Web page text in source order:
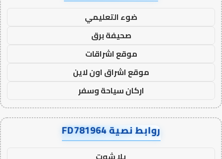
ضوء التعليمي
صحيفة برق
موقع اشراقات
موقع اشراق اون لاين
اركان سياحة وسفر
روابط نصية FD781964